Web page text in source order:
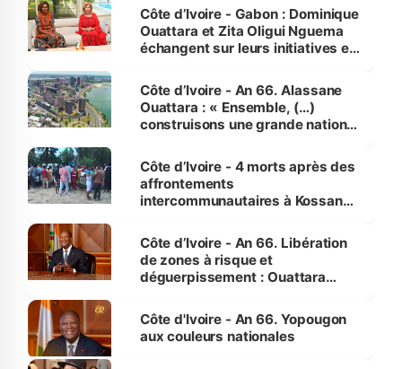
Côte d’Ivoire - Gabon : Dominique
Ouattara et Zita Oligui Nguema
échangent sur leurs initiatives en
enfants
Côte d’Ivoire - An 66. Alassane
Ouattara : « Ensemble, (…)
construisons une grande nation
générations futures »
Côte d’Ivoire - 4 morts après des
affrontements
intercommunautaires à Kossandji
milieu des sinistrés
Côte d’Ivoire - An 66. Libération
de zones à risque et
déguerpissement : Ouattara
l'Etat de droit pour préserver les
vies humaines »
Côte d'Ivoire - An 66. Yopougon
aux couleurs nationales